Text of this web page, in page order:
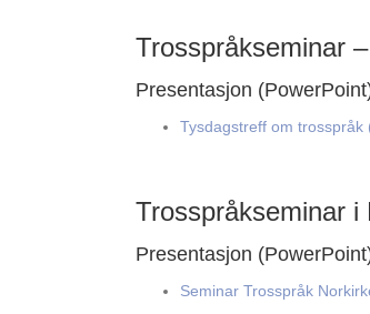
Trosspråkseminar
Presentasjon
Tysdagstreff om trosspråk
Trosspråkseminar i
Presentasjon
Seminar Trosspråk